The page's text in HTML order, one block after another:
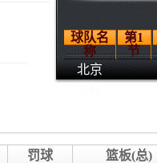
球队名
称
第1
节
北京
罚球
篮板(总)